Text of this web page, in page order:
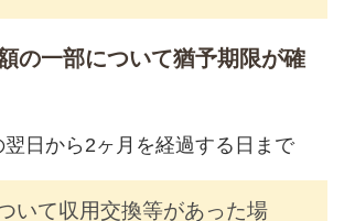
の一部について猶予期限が確
日から2ヶ月を経過する日まで
ついて収用交換等があった場